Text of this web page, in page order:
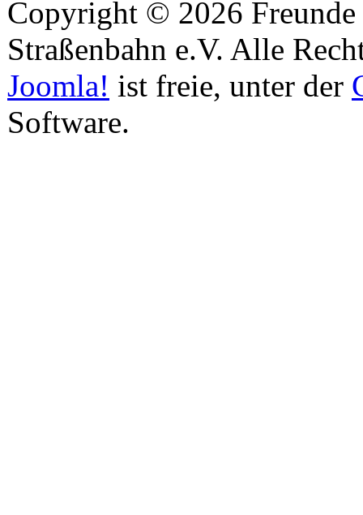
Copyright © 2026
Straßenbahn e.V. Alle
Joomla! ist freie, unter der
Software.